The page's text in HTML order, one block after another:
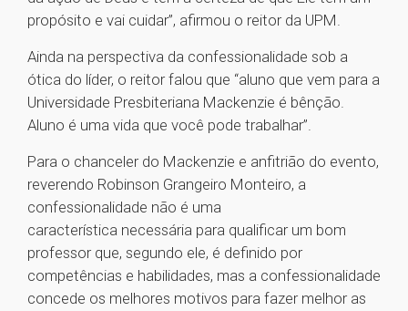
propósito e vai cuidar”, afirmou o reitor da UPM.
Ainda na perspectiva da confessionalidade sob a
ótica do líder, o reitor falou que “aluno que vem para a
Universidade Presbiteriana Mackenzie é bênção.
Aluno é uma vida que você pode trabalhar”.
Para o chanceler do Mackenzie e anfitrião do evento,
reverendo Robinson Grangeiro Monteiro, a
confessionalidade não é uma
característica necessária para qualificar um bom
professor que, segundo ele, é definido por
competências e habilidades, mas a confessionalidade
concede os melhores motivos para fazer melhor as